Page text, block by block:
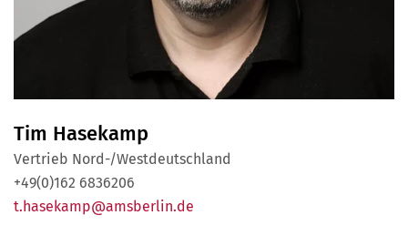
Tim Hasekamp
Vertrieb Nord-/Westdeutschland
+49(0)162 6836206
t.hasekamp@amsberlin.de